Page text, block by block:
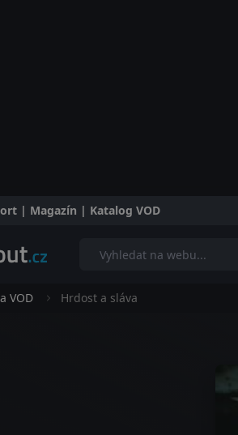
| Magazín | Katalog VOD
VOD Hrdost a sláva